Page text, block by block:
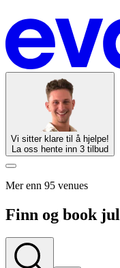
Vi sitter klare til å hjelpe!
La oss hente inn 3 tilbud
Mer enn 95 venues
Finn og book